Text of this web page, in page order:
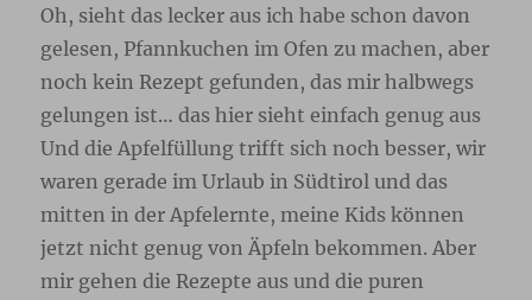
Oh, sieht das lecker aus ich habe schon davon
gelesen, Pfannkuchen im Ofen zu machen, aber
noch kein Rezept gefunden, das mir halbwegs
gelungen ist… das hier sieht einfach genug aus
Und die Apfelfüllung trifft sich noch besser, wir
waren gerade im Urlaub in Südtirol und das
mitten in der Apfelernte, meine Kids können
jetzt nicht genug von Äpfeln bekommen. Aber
mir gehen die Rezepte aus und die puren